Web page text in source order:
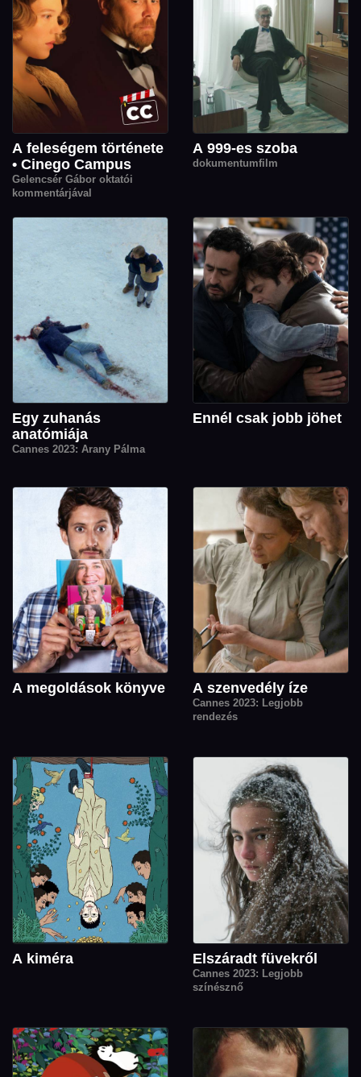
A feleségem története
• Cinego Campus
Gelencsér Gábor oktatói
kommentárjával
A 999-es szoba
dokumentumfilm
Egy zuhanás
anatómiája
Cannes 2023: Arany Pálma
Ennél csak jobb jöhet
A megoldások könyve A szenvedély íze
Cannes 2023: Legjobb
rendezés
A kiméra Elszáradt füvekről
Cannes 2023: Legjobb
színésznő